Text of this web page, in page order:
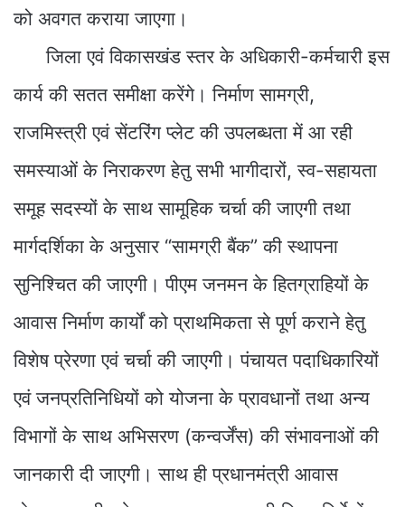
को अवगत कराया जाएगा।
जिला एवं विकासखंड स्तर के अधिकारी-कर्मचारी इस
कार्य की सतत समीक्षा करेंगे। निर्माण सामग्री,
राजमिस्त्री एवं सेंटरिंग प्लेट की उपलब्धता में आ रही
समस्याओं के निराकरण हेतु सभी भागीदारों, स्व-सहायता
समूह सदस्यों के साथ सामूहिक चर्चा की जाएगी तथा
मार्गदर्शिका के अनुसार “सामग्री बैंक” की स्थापना
सुनिश्चित की जाएगी। पीएम जनमन के हितग्राहियों के
आवास निर्माण कार्यों को प्राथमिकता से पूर्ण कराने हेतु
विशेष प्रेरणा एवं चर्चा की जाएगी। पंचायत पदाधिकारियों
एवं जनप्रतिनिधियों को योजना के प्रावधानों तथा अन्य
विभागों के साथ अभिसरण (कन्वर्जेंस) की संभावनाओं की
जानकारी दी जाएगी। साथ ही प्रधानमंत्री आवास